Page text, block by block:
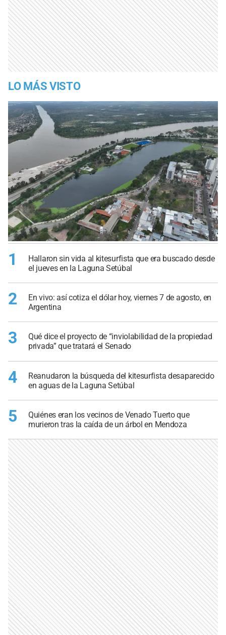
LO MÁS VISTO
1
Hallaron sin vida al kitesurfista que era buscado desde
el jueves en la Laguna Setúbal
2
En vivo: así cotiza el dólar hoy, viernes 7 de agosto, en
Argentina
3
Qué dice el proyecto de “inviolabilidad de la propiedad
privada” que tratará el Senado
4
Reanudaron la búsqueda del kitesurfista desaparecido
en aguas de la Laguna Setúbal
5
Quiénes eran los vecinos de Venado Tuerto que
murieron tras la caída de un árbol en Mendoza